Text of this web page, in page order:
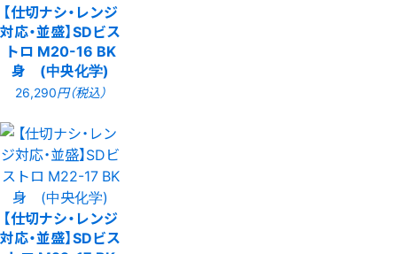
【仕切ナシ・レンジ
対応・並盛】SDビス
トロ M20-16 BK
身 (中央化学)
26,290円（税込）
【仕切ナシ・レンジ
対応・並盛】SDビス